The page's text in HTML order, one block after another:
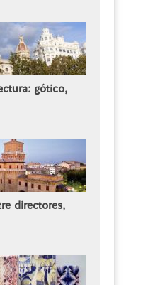
gótico,
directores,